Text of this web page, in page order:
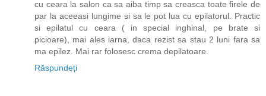
cu ceara la salon ca sa aiba timp sa creasca toate firele de
par la aceeasi lungime si sa le pot lua cu epilatorul. Practic
si epilatul cu ceara ( in special inghinal, pe brate si
picioare), mai ales iarna, daca rezist sa stau 2 luni fara sa
ma epilez. Mai rar folosesc crema depilatoare.
Răspundeți